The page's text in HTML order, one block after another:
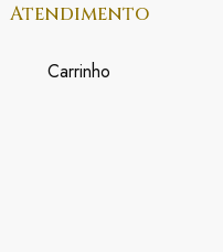
Atendimento
Carrinho